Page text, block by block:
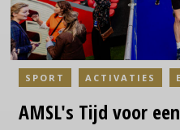
AMSL's Tijd voor
SPORT ACTIVATIES